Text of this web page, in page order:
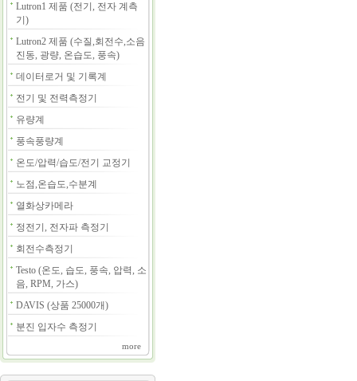
Lutron1 제품 (전기, 전자 계측
기)
Lutron2 제품 (수질,회전수,소음
진동, 광량, 온습도, 풍속)
데이터로거 및 기록계
전기 및 전력측정기
유량계
풍속풍량계
온도/압력/습도/전기 교정기
노점,온습도,수분계
열화상카메라
정전기, 전자파 측정기
회전수측정기
Testo (온도, 습도, 풍속, 압력, 소
음, RPM, 가스)
DAVIS (상품 25000개)
분진 입자수 측정기
more